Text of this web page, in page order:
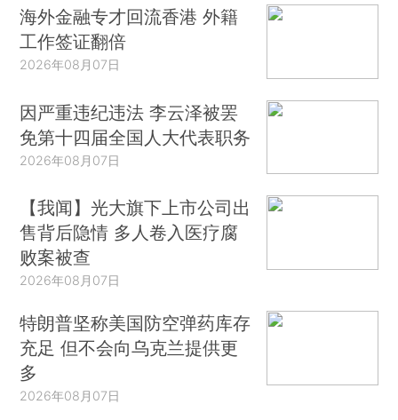
海外金融专才回流香港 外籍
工作签证翻倍
2026年08月07日
因严重违纪违法 李云泽被罢
免第十四届全国人大代表职务
2026年08月07日
【我闻】光大旗下上市公司出
售背后隐情 多人卷入医疗腐
败案被查
2026年08月07日
特朗普坚称美国防空弹药库存
充足 但不会向乌克兰提供更
多
2026年08月07日